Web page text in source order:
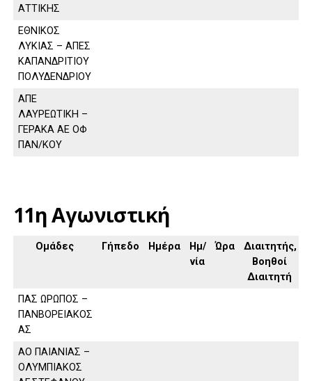
ΑΤΤΙΚΗΣ
ΕΘΝΙΚΟΣ
ΛΥΚΙΑΣ – ΑΠΕΣ
ΚΑΠΑΝΔΡΙΤΙΟΥ
ΠΟΛΥΔΕΝΔΡΙΟΥ
ΑΠΕ
ΛΑΥΡΕΩΤΙΚΗ –
ΓΕΡΑΚΑ ΑΕ ΟΦ
ΠΑΝ/ΚΟΥ
11η Αγωνιστική
Ομάδες Γήπεδο Ημέρα
Ημ/
νία
Ώρα
Διαιτητής,
Βοηθοί
Διαιτητή
ΠΑΣ ΩΡΩΠΟΣ –
ΠΑΝΒΟΡΕΙΑΚΟΣ
ΑΣ
ΑΟ ΠΑΙΑΝΙΑΣ –
ΟΛΥΜΠΙΑΚΟΣ